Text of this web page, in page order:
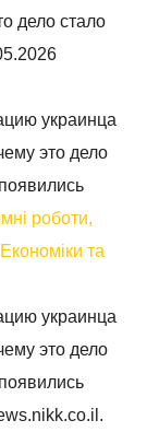
дело стало
украинца
это дело
роботи,
та
украинца
это дело